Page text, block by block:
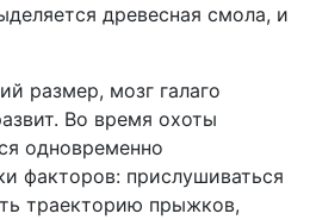
древесная смола, и
размер, мозг галаго
Во время охоты
одновременно
факторов: прислушиваться
траекторию прыжков,